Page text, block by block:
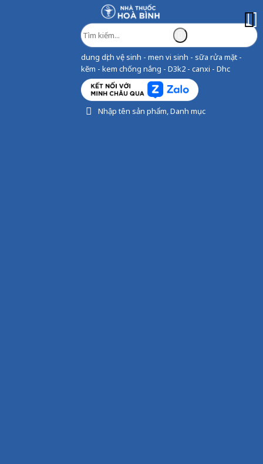
dung dịch vệ sinh - men vi sinh - sữa rửa mặt -
kẽm - kem chống nắng - D3k2 - canxi - Dhc
Nhập tên sản phẩm, Danh mục